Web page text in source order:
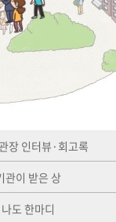
장
장 인터뷰·회고록
관이 받은 상
나도 한마디